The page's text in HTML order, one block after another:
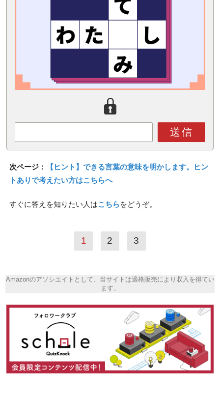
送信
次ページ：
【ヒント】できる言葉の意味を明かします。ヒン
トありで考えたい方はこちらへ
すぐに答えを知りたい人はこちらをどうぞ。
1 2 3
Amazonのアソシエイトとして、当サイトは適格販売により収入を得てい
ます。